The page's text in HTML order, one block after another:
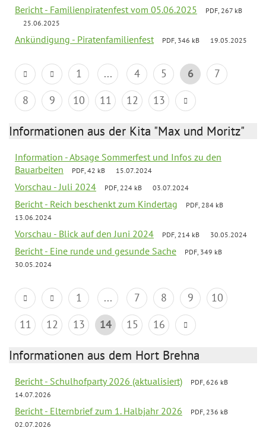
Bericht - Familienpiratenfest vom 05.06.2025
PDF, 267 kB
25.06.2025
Ankündigung - Piratenfamilienfest PDF, 346 kB 19.05.2025
1 ... 4 5 6
7
8
9 10 11 12 13
Informationen aus der Kita "Max und Moritz"
Information - Absage Sommerfest und Infos zu den
Bauarbeiten
PDF, 42 kB 15.07.2024
Vorschau - Juli 2024 PDF, 224 kB 03.07.2024
Bericht - Reich beschenkt zum Kindertag
PDF, 284 kB
13.06.2024
Vorschau - Blick auf den Juni 2024 PDF, 214 kB 30.05.2024
Bericht - Eine runde und gesunde Sache
PDF, 349 kB
30.05.2024
1 ... 7 8 9
10
11
12 13 14 15 16
Informationen aus dem Hort Brehna
Bericht - Schulhofparty 2026 (aktualisiert)
PDF, 626 kB
14.07.2026
Bericht - Elternbrief zum 1. Halbjahr 2026
PDF, 236 kB
02.07.2026